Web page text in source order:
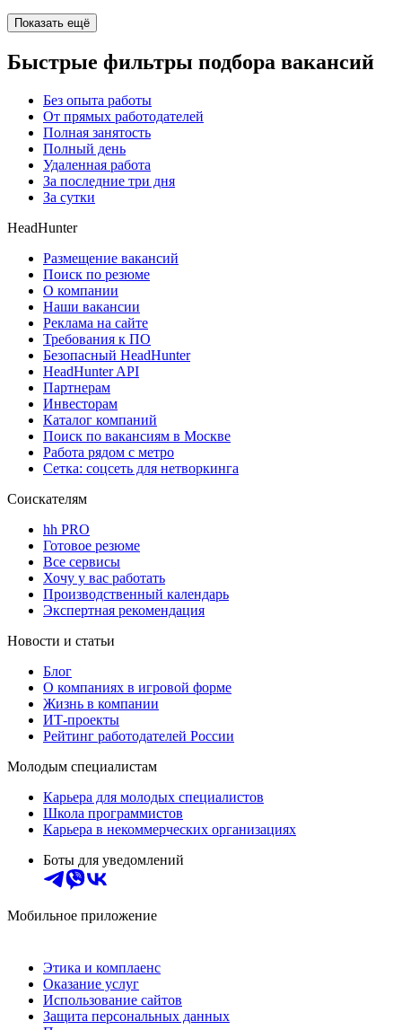
Показать ещё
Быстрые фильтры подбора вакансий
Без опыта работы
От прямых работодателей
Полная занятость
Полный день
Удаленная работа
За последние три дня
За сутки
HeadHunter
Размещение вакансий
Поиск по резюме
О компании
Наши вакансии
Реклама на сайте
Требования к ПО
Безопасный HeadHunter
HeadHunter API
Партнерам
Инвесторам
Каталог компаний
Поиск по вакансиям в Москве
Работа рядом с метро
Сетка: соцсеть для нетворкинга
Соискателям
hh PRO
Готовое резюме
Все сервисы
Хочу у вас работать
Производственный календарь
Экспертная рекомендация
Новости и статьи
Блог
О компаниях в игровой форме
Жизнь в компании
ИТ-проекты
Рейтинг работодателей России
Молодым специалистам
Карьера для молодых специалистов
Школа программистов
Карьера в некоммерческих организациях
Боты для уведомлений
Мобильное приложение
Этика и комплаенс
Оказание услуг
Использование сайтов
Защита персональных данных